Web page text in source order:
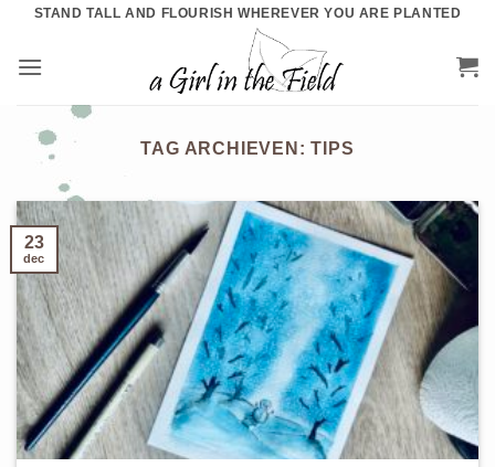
inhoud
STAND TALL AND FLOURISH WHEREVER YOU ARE PLANTED
TAG ARCHIEVEN:TIPS
23
dec